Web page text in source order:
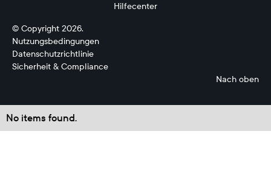
Hilfecenter
© Copyright 2026.
Nutzungsbedingungen
Datenschutzrichtlinie
Sicherheit & Compliance
Nach oben
No items found.